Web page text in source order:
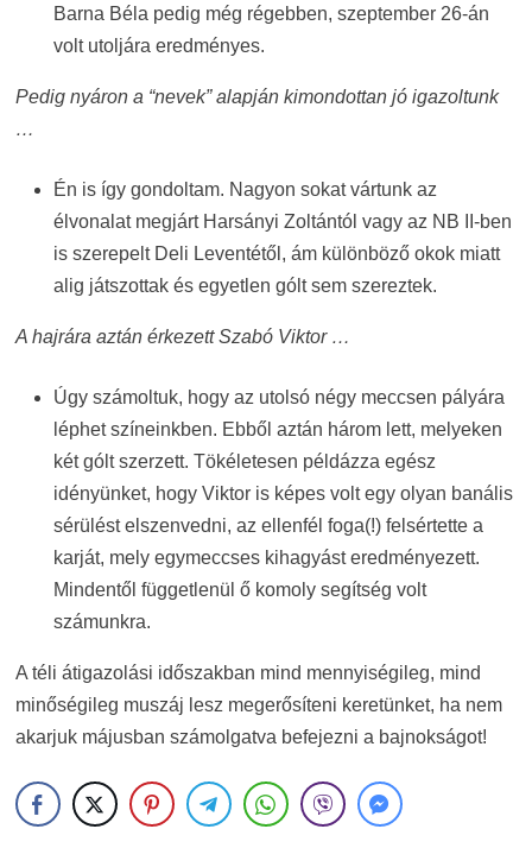
Barna Béla pedig még régebben, szeptember 26-án
volt utoljára eredményes.
Pedig nyáron a “nevek” alapján kimondottan jó igazoltunk
…
Én is így gondoltam. Nagyon sokat vártunk az
élvonalat megjárt Harsányi Zoltántól vagy az NB II-ben
is szerepelt Deli Leventétől, ám különböző okok miatt
alig játszottak és egyetlen gólt sem szereztek.
A hajrára aztán érkezett Szabó Viktor …
Úgy számoltuk, hogy az utolsó négy meccsen pályára
léphet színeinkben. Ebből aztán három lett, melyeken
két gólt szerzett. Tökéletesen példázza egész
idényünket, hogy Viktor is képes volt egy olyan banális
sérülést elszenvedni, az ellenfél foga(!) felsértette a
karját, mely egymeccses kihagyást eredményezett.
Mindentől függetlenül ő komoly segítség volt
számunkra.
A téli átigazolási időszakban mind mennyiségileg, mind
minőségileg muszáj lesz megerősíteni keretünket, ha nem
akarjuk májusban számolgatva befejezni a bajnokságot!